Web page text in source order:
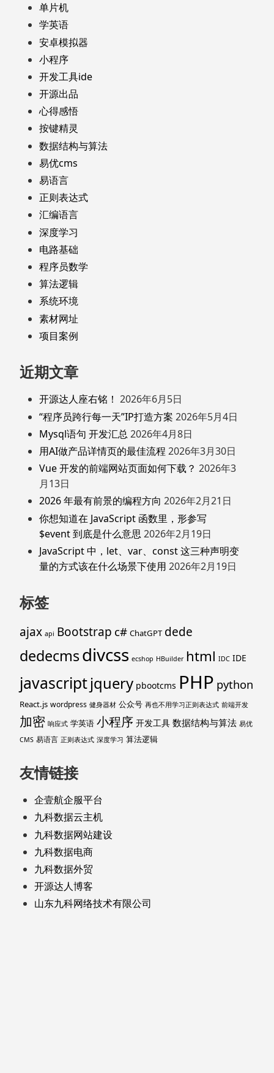
单片机
学英语
安卓模拟器
小程序
开发工具ide
开源出品
心得感悟
按键精灵
数据结构与算法
易优cms
易语言
正则表达式
汇编语言
深度学习
电路基础
程序员数学
算法逻辑
系统环境
素材网址
项目案例
近期文章
开源达人座右铭！ 2026年6月5日
“程序员跨行每一天”IP打造方案 2026年5月4日
Mysql语句 开发汇总 2026年4月8日
用AI做产品详情页的最佳流程 2026年3月30日
Vue 开发的前端网站页面如何下载？ 2026年3
月13日
2026 年最有前景的编程方向 2026年2月21日
你想知道在 JavaScript 函数里，形参写
$event 到底是什么意思 2026年2月19日
JavaScript 中，let、var、const 这三种声明变
量的方式该在什么场景下使用 2026年2月19日
标签
ajax api Bootstrap c# ChatGPT dede
dedecmsdivcss ecshop HBuilder html IDC IDE
javascriptjquery pbootcms PHP python
React.js wordpress 健身器材 公众号 再也不用学习正则表达式 前端开发
加密 响应式 学英语 小程序 开发工具 数据结构与算法 易优
CMS 易语言 正则表达式 深度学习 算法逻辑
友情链接
企壹航企服平台
九科数据云主机
九科数据网站建设
九科数据电商
九科数据外贸
开源达人博客
山东九科网络技术有限公司